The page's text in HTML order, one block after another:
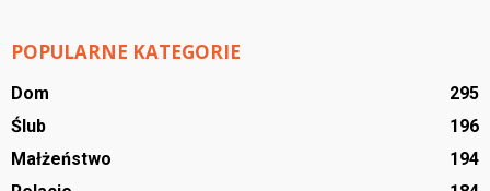
POPULARNE KATEGORIE
Dom
295
Ślub
196
Małżeństwo
194